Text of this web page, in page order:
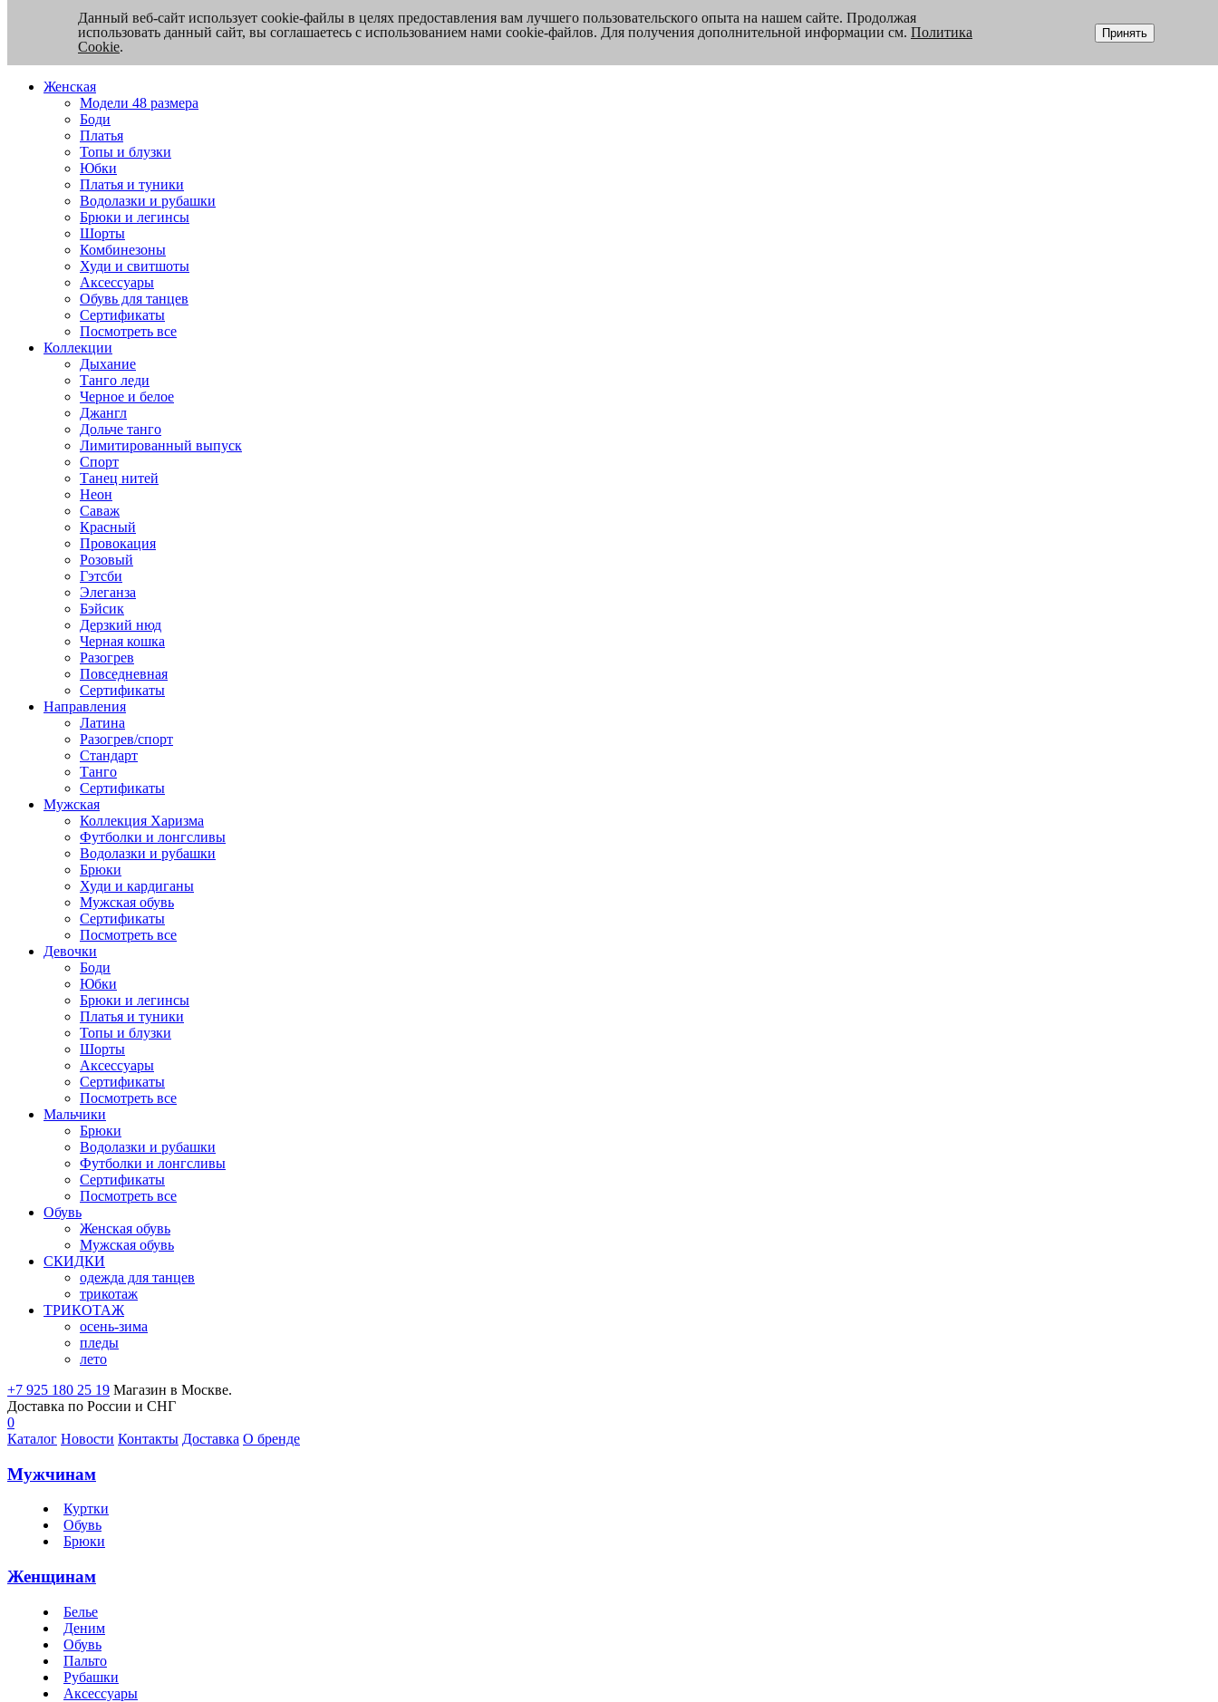
Женская
Модели 48 размера
Боди
Платья
Топы и блузки
Юбки
Платья и туники
Водолазки и рубашки
Брюки и легинсы
Шорты
Комбинезоны
Худи и свитшоты
Аксессуары
Обувь для танцев
Сертификаты
Посмотреть все
Коллекции
Дыхание
Танго леди
Черное и белое
Джангл
Дольче танго
Лимитированный выпуск
Спорт
Танец нитей
Неон
Саваж
Красный
Провокация
Розовый
Гэтсби
Элеганза
Бэйсик
Дерзкий нюд
Черная кошка
Разогрев
Повседневная
Сертификаты
Направления
Латина
Разогрев/спорт
Стандарт
Танго
Сертификаты
Мужская
Коллекция Харизма
Футболки и лонгсливы
Водолазки и рубашки
Брюки
Худи и кардиганы
Мужская обувь
Сертификаты
Посмотреть все
Девочки
Боди
Юбки
Брюки и легинсы
Платья и туники
Топы и блузки
Шорты
Аксессуары
Сертификаты
Посмотреть все
Мальчики
Брюки
Водолазки и рубашки
Футболки и лонгсливы
Сертификаты
Посмотреть все
Обувь
Женская обувь
Мужская обувь
СКИДКИ
одежда для танцев
трикотаж
ТРИКОТАЖ
осень-зима
пледы
лето
+7 925 180 25 19 Магазин в Москве.
Доставка по России и СНГ
0
Каталог Новости Контакты Доставка О бренде
Мужчинам
Куртки
Обувь
Брюки
Женщинам
Белье
Деним
Обувь
Пальто
Рубашки
Аксессуары
Данный веб-сайт использует cookie-файлы в целях предоставления вам лучшего пользовательского опыта на нашем сайте. Продолжая
использовать данный сайт, вы соглашаетесь с использованием нами cookie-файлов. Для получения дополнительной информации см. Политика
Cookie.
Принять